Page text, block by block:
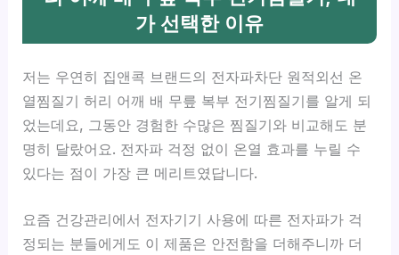
가 선택한 이유
저는 우연히 집앤콕 브랜드의 전자파차단 원적외선 온
열찜질기 허리 어깨 배 무릎 복부 전기찜질기를 알게 되
었는데요, 그동안 경험한 수많은 찜질기와 비교해도 분
명히 달랐어요. 전자파 걱정 없이 온열 효과를 누릴 수
있다는 점이 가장 큰 메리트였답니다.
요즘 건강관리에서 전자기기 사용에 따른 전자파가 걱
정되는 분들에게도 이 제품은 안전함을 더해주니까 더